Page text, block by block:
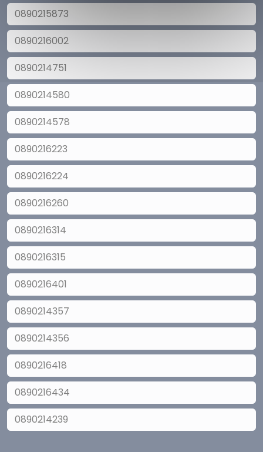
0890215873
0890216002
0890214751
0890214580
0890214578
0890216223
0890216224
0890216260
0890216314
0890216315
0890216401
0890214357
0890214356
0890216418
0890216434
0890214239